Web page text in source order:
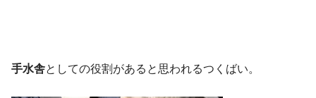
手水舎としての役割があると思われるつくばい。